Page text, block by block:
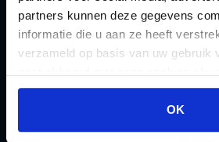
partners kunnen deze gegevens
informatie die u aan ze heeft
verzameld op basis van uw gebruik
gebruiken.
OK
Geleidebiljet jaarstukken
2023
Geleidebiljet jaarstukken
2024
Geleidebiljet jaarstukken
2025